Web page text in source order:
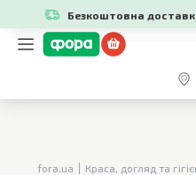
Безкоштовна
fora.ua
Краса, догляд та